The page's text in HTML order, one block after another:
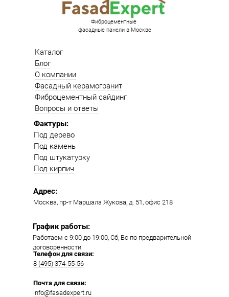
Фактуры:
Под дерево
Под камень
Под штукатурку
Под кирпич
Работаем с 9:00 до 19:00​, Сб, Вс по предварительной
договоренности
Москва, пр-т Маршала Жукова, д. 51, офис 218​​
Каталог
Блог
О компании
Фасадный керамогранит
Фиброцементный сайдинг
Вопросы и ответы
Адрес:
График работы:
Телефон для связи:
8 (495) 374-55-56​
Почта для связи:
info@fasadexpert.ru
Фиброцементные
фасадные панели в Москве